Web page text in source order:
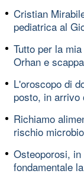
Cristian
pediatrica al
Tutto per la
Orhan e
L'oroscopo di
posto, in
Richiamo
rischio
Osteoporosi,
fondamentale